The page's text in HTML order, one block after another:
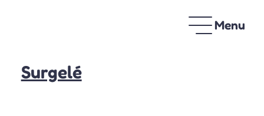
Menu
Surgelé